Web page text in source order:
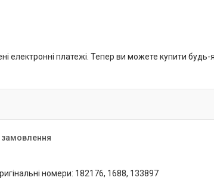
електронні платежі. Тепер ви можете купити
замовлення
номери: 182176, 1688, 133897